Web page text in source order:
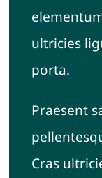
ultricies
porta.
Praesent
Cras